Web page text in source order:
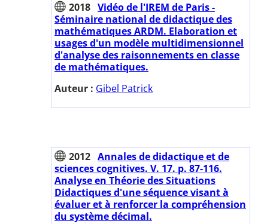
2018 Vidéo de l'IREM de Paris -
Séminaire national de didactique des
mathématiques ARDM. Elaboration et
usages d'un modèle multidimensionnel
d'analyse des raisonnements en classe
de mathématiques.
Auteur : Gibel Patrick
2012 Annales de didactique et de
sciences cognitives. V. 17. p. 87-116.
Analyse en Théorie des Situations
Didactiques d'une séquence visant à
évaluer et à renforcer la compréhension
du système décimal.